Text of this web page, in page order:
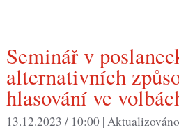
Seminář v poslanecké sněmovně o
alternativních
hlasování ve
13.12.2023 / 10:00 |